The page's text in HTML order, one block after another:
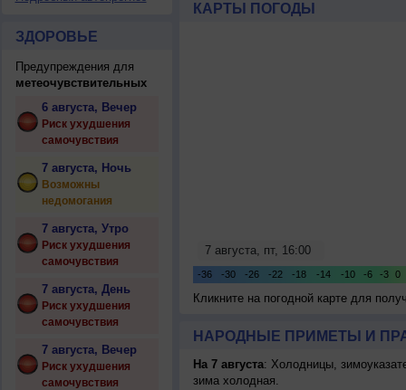
ЗДОРОВЬЕ
Предупреждения для
метеочувствительных
6 августа, Вечер
Риск ухудшения
самочувствия
7 августа, Ночь
Возможны
недомогания
7 августа, Утро
Риск ухудшения
самочувствия
7 августа, День
Риск ухудшения
самочувствия
7 августа, Вечер
Риск ухудшения
самочувствия
КАРТЫ ПОГОДЫ
Кликните на погодной карте для
НАРОДНЫЕ ПРИМЕТЫ И
На 7 августа: Холодницы,
зима холодная.